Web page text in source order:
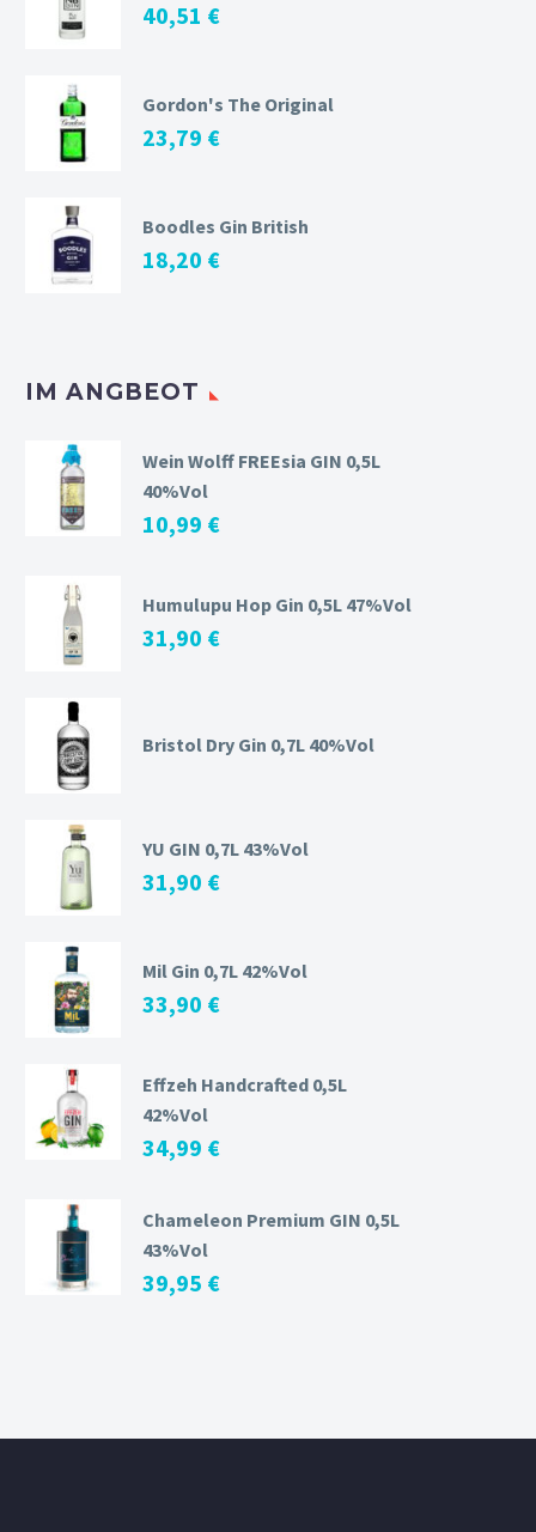
40,51 €
Gordon's The Original
23,79 €
Boodles Gin British
18,20 €
IM ANGBEOT
Wein Wolff FREEsia GIN 0,5L
40%Vol
10,99 €
Humulupu Hop Gin 0,5L 47%Vol
31,90 €
Bristol Dry Gin 0,7L 40%Vol
YU GIN 0,7L 43%Vol
31,90 €
Mil Gin 0,7L 42%Vol
33,90 €
Effzeh Handcrafted 0,5L
42%Vol
34,99 €
Chameleon Premium GIN 0,5L
43%Vol
39,95 €